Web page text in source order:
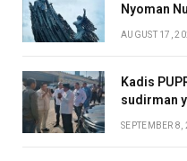
Nyoman
AUGUST 17,
Kadis
sudirman
SEPTEMBER 8,